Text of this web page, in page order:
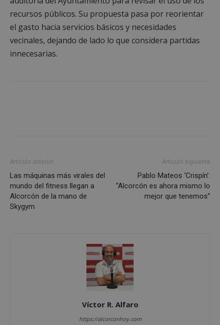
recursos públicos. Su propuesta pasa por reorientar
el gasto hacia servicios básicos y necesidades
vecinales, dejando de lado lo que considera partidas
innecesarias.
Artículo anterior
Las máquinas más virales del
mundo del fitness llegan a
Alcorcón de la mano de
Skygym
Artículo siguiente
Pablo Mateos ‘Crispín’:
“Alcorcón es ahora mismo lo
mejor que tenemos”
Víctor R. Alfaro
https://alcorconhoy.com
Cookies no clasificadas
Las cookies estrictamente necesarias permiten la
inicio de sesión de usuario y la gestión de cuentas.
El sitio web no se puede utilizar correctamente sin
las cookies estrictamente necesarias.